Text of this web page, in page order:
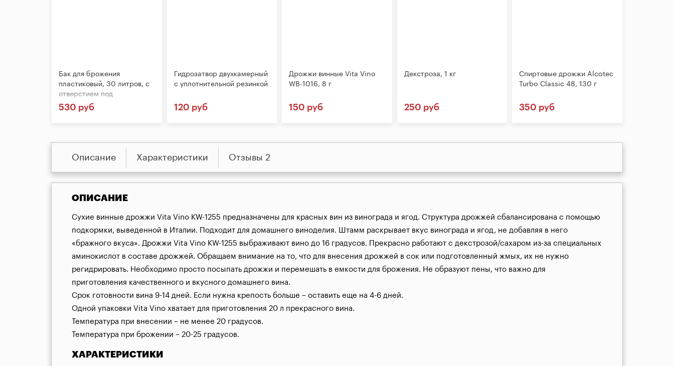
Бак для брожения
пластиковый, 30 литров, с
отверстием под
гидрозатвор
530 руб
Гидрозатвор двухкамерный
с уплотнительной резинкой
120 руб
Дрожжи винные Vita Vino
WB-1016, 8 г
150 руб
Декстроза, 1 кг
250 руб
Спиртовые дрожжи Alcotec
Turbo Classic 48, 130 г
350 руб
Описание Характеристики Отзывы 2
ОПИСАНИЕ
Сухие винные дрожжи Vita Vino KW-1255 предназначены для красных вин из винограда и ягод. Структура дрожжей сбалансирована с помощью
подкормки, выведенной в Италии. Подходит для домашнего виноделия. Штамм раскрывает вкус винограда и ягод, не добавляя в него
«бражного вкуса». Дрожжи Vita Vino KW-1255 выбраживают вино до 16 градусов. Прекрасно работают с декстрозой/сахаром из-за специальных
аминокислот в составе дрожжей. Обращаем внимание на то, что для внесения дрожжей в сок или подготовленный жмых, их не нужно
регидрировать. Необходимо просто посыпать дрожжи и перемешать в емкости для брожения. Не образуют пены, что важно для
приготовления качественного и вкусного домашнего вина.
Срок готовности вина 9-14 дней. Если нужна крепость больше – оставить еще на 4-6 дней.
Одной упаковки Vita Vino хватает для приготовления 20 л прекрасного вина.
Температура при внесении – не менее 20 градусов.
Температура при брожении – 20-25 градусов.
ХАРАКТЕРИСТИКИ